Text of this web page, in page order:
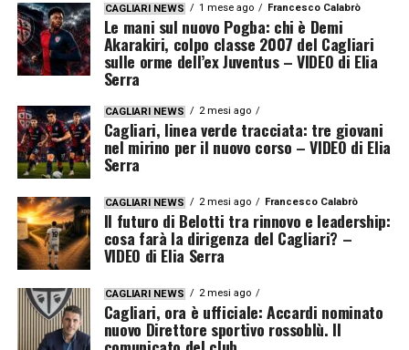
CAGLIARI NEWS 1 mese ago Francesco Calabrò
Le mani sul nuovo Pogba: chi è Demi
Akarakiri, colpo classe 2007 del Cagliari
sulle orme dell’ex Juventus – VIDEO di Elia
Serra
CAGLIARI NEWS 2 mesi ago
Cagliari, linea verde tracciata: tre giovani
nel mirino per il nuovo corso – VIDEO di Elia
Serra
CAGLIARI NEWS 2 mesi ago Francesco Calabrò
Il futuro di Belotti tra rinnovo e leadership:
cosa farà la dirigenza del Cagliari? –
VIDEO di Elia Serra
CAGLIARI NEWS 2 mesi ago
Cagliari, ora è ufficiale: Accardi nominato
nuovo Direttore sportivo rossoblù. Il